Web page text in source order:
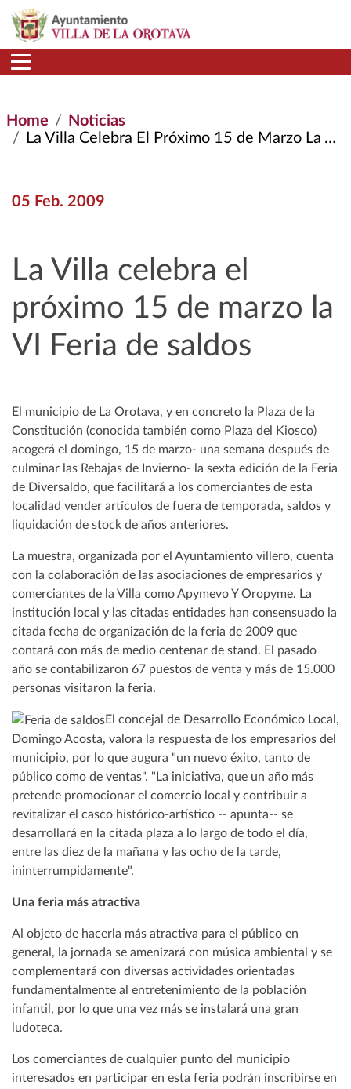
Skip to main content
Home
Noticias
La Villa Celebra El Próximo 15 de Marzo La VI Feria de Saldos
05 Feb. 2009
La Villa celebra el
próximo 15 de marzo la
VI Feria de saldos
El municipio de La Orotava, y en concreto la Plaza de la
Constitución (conocida también como Plaza del Kiosco)
acogerá el domingo, 15 de marzo- una semana después de
culminar las Rebajas de Invierno- la sexta edición de la Feria
de Diversaldo, que facilitará a los comerciantes de esta
localidad vender artículos de fuera de temporada, saldos y
liquidación de stock de años anteriores.
La muestra, organizada por el Ayuntamiento villero, cuenta
con la colaboración de las asociaciones de empresarios y
comerciantes de la Villa como Apymevo Y Oropyme. La
institución local y las citadas entidades han consensuado la
citada fecha de organización de la feria de 2009 que
contará con más de medio centenar de stand. El pasado
año se contabilizaron 67 puestos de venta y más de 15.000
personas visitaron la feria.
El concejal de Desarrollo Económico Local,
Domingo Acosta, valora la respuesta de los empresarios del
municipio, por lo que augura "un nuevo éxito, tanto de
público como de ventas". "La iniciativa, que un año más
pretende promocionar el comercio local y contribuir a
revitalizar el casco histórico-artístico -- apunta-- se
desarrollará en la citada plaza a lo largo de todo el día,
entre las diez de la mañana y las ocho de la tarde,
ininterrumpidamente".
Una feria más atractiva
Al objeto de hacerla más atractiva para el público en
general, la jornada se amenizará con música ambiental y se
complementará con diversas actividades orientadas
fundamentalmente al entretenimiento de la población
infantil, por lo que una vez más se instalará una gran
ludoteca.
Los comerciantes de cualquier punto del municipio
interesados en participar en esta feria podrán inscribirse en